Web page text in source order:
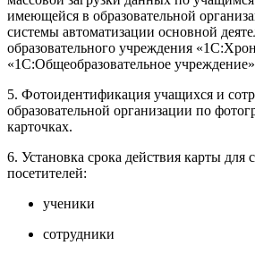
имеющейся в образовательной
системы автоматизации основной
образовательного учреждения
«1С:Общеобразовательное учреждение»
5. Фотоидентификация учащихся и
образовательной организации по
карточках.
6. Установка срока действия карты для
посетителей:
ученики
сотрудники